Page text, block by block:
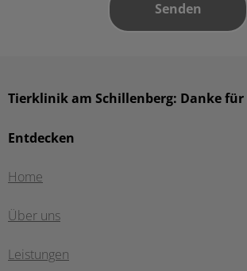
Entdecken
Home
Über uns
Leistungen
Tierklinik am Schillenberg: Danke für